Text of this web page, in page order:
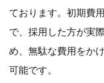
ております。初期費
で、採用した方が実
め、無駄な費用をか
可能です。